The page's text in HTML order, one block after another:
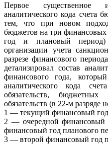
Первое существенное
аналитического кода счета
тем, что при новом
бюджетов на три
год и плановый период)
организации учета
разрезе финансового
детализировал состав
финансового года,
аналитического кода
обязательств,
обязательств (в 22-м разряде
1 — текущий финансовый
2 — очередной финансовый
финансовый год планового
3 — второй финансовый год